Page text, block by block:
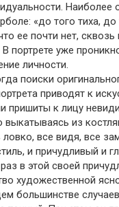
Наиболее
«до того тиха, до
ее почти нет,
портрете уже
личности.
поиски
приводят к
пришиты к лицу
выкатываясь из
ловко, все видя, все
и причудливый и
в этой своей
художественной
большинстве